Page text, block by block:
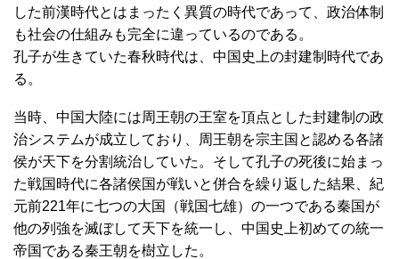
した前漢時代とはまったく異質の時代であって、政治体制
も社会の仕組みも完全に違っているのである。
孔子が生きていた春秋時代は、中国史上の封建制時代であ
る。
当時、中国大陸には周王朝の王室を頂点とした封建制の政
治システムが成立しており、周王朝を宗主国と認める各諸
侯が天下を分割統治していた。そして孔子の死後に始まっ
た戦国時代に各諸侯国が戦いと併合を繰り返した結果、紀
元前221年に七つの大国（戦国七雄）の一つである秦国が
他の列強を滅ぼして天下を統一し、中国史上初めての統一
帝国である秦王朝を樹立した。